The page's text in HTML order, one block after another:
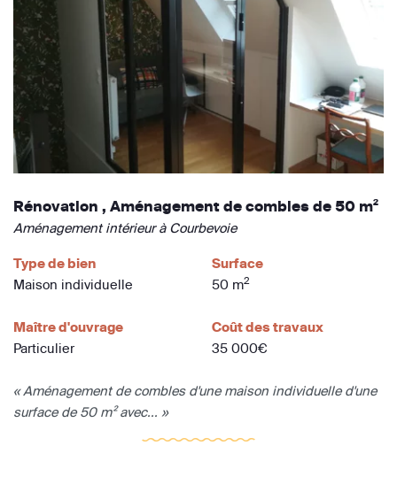
Rénovation , Aménagement de combles de 50 m²
Aménagement intérieur à Courbevoie
Type de bien
Maison individuelle
Surface
50 m2
Maître d'ouvrage
Particulier
Coût des travaux
35 000€
« Aménagement de combles d'une maison individuelle d'une
surface de 50 m² avec... »